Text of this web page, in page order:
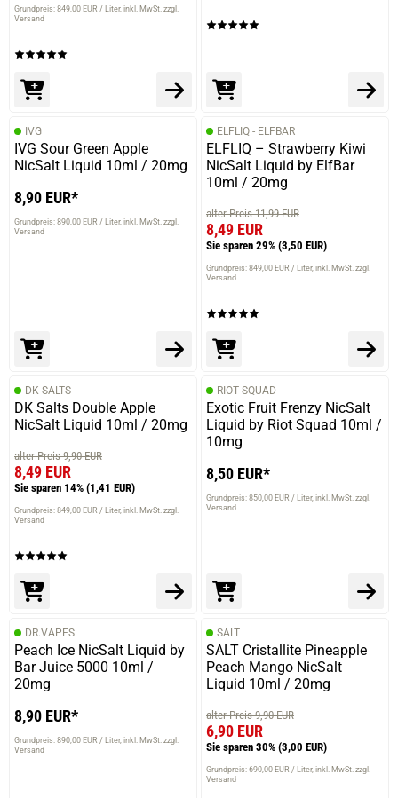
Grundpreis: 849,00 EUR / Liter inkl. MwSt. zzgl.
Versand
IVG
IVG Sour Green Apple
NicSalt Liquid 10ml / 20mg
8,90 EUR*
Grundpreis: 890,00 EUR / Liter inkl. MwSt. zzgl.
Versand
ELFLIQ - ELFBAR
ELFLIQ – Strawberry Kiwi
NicSalt Liquid by ElfBar
10ml / 20mg
alter Preis 11,99 EUR
8,49 EUR
Sie sparen 29% (3,50 EUR)
Grundpreis: 849,00 EUR / Liter inkl. MwSt. zzgl.
Versand
DK SALTS
DK Salts Double Apple
NicSalt Liquid 10ml / 20mg
alter Preis 9,90 EUR
8,49 EUR
Sie sparen 14% (1,41 EUR)
Grundpreis: 849,00 EUR / Liter inkl. MwSt. zzgl.
Versand
RIOT SQUAD
Exotic Fruit Frenzy NicSalt
Liquid by Riot Squad 10ml /
10mg
8,50 EUR*
Grundpreis: 850,00 EUR / Liter inkl. MwSt. zzgl.
Versand
DR.VAPES
Peach Ice NicSalt Liquid by
Bar Juice 5000 10ml /
20mg
8,90 EUR*
Grundpreis: 890,00 EUR / Liter inkl. MwSt. zzgl.
Versand
SALT
SALT Cristallite Pineapple
Peach Mango NicSalt
Liquid 10ml / 20mg
alter Preis 9,90 EUR
6,90 EUR
Sie sparen 30% (3,00 EUR)
Grundpreis: 690,00 EUR / Liter inkl. MwSt. zzgl.
Versand